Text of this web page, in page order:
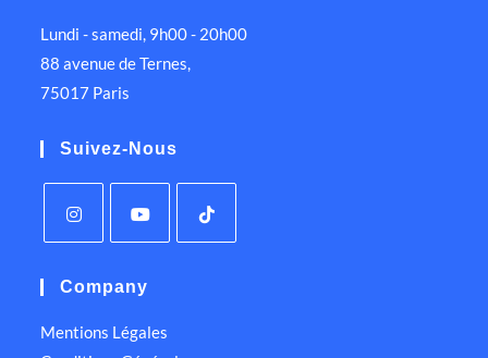
Lundi - samedi, 9h00 - 20h00
88 avenue de Ternes,
75017 Paris
Suivez-Nous
Company
Mentions Légales